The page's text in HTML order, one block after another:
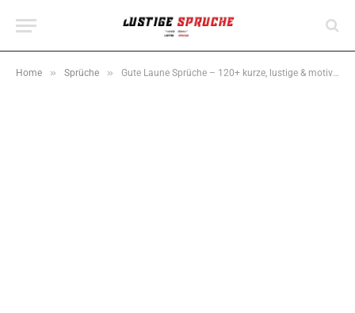
Home » Sprüche » Gute Laune Sprüche – 120+ kurze, lustige & motivierende Sprüche